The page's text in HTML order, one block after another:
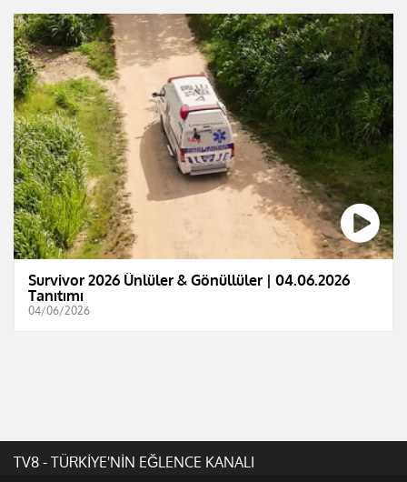
Survivor 2026 Ünlüler & Gönüllüler | 04.06.2026
Tanıtımı
04/06/2026
TV8 - TÜRKİYE'NİN EĞLENCE KANALI